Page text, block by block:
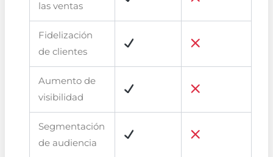
las ventas
Fidelización
de clientes
Aumento de
visibilidad
Segmentación
de audiencia